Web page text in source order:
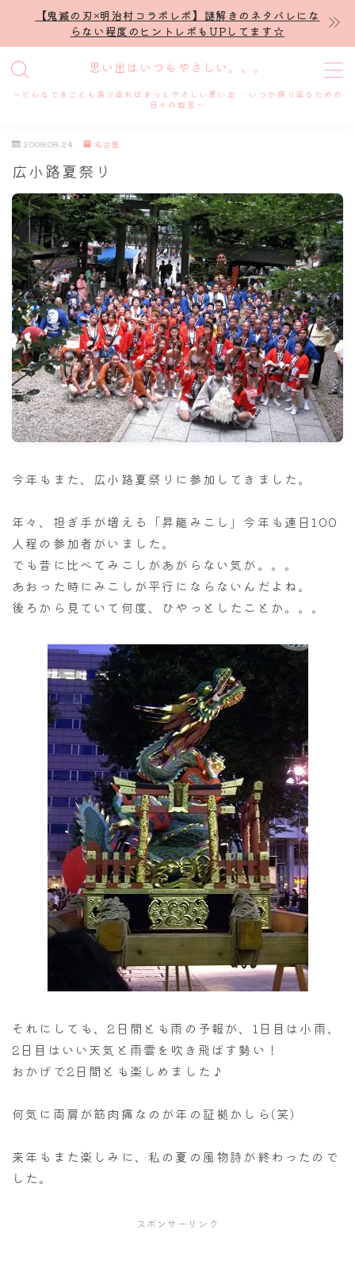
【鬼滅の刃×明治村コラボレポ】謎解きのネタバレにな
らない程度のヒントレポもUPしてます☆
思い出はいつもやさしい。。。
～どんなできごとも振り返ればきっとやさしい思い出 いつか振り返るための
日々の戯言～
MENU
プロフィール
謎解き
ホテル滞在記
舞台・ライブ
名古屋
ナナちゃん人形
2008.08.24 名古屋
広小路夏祭り
今年もまた、広小路夏祭りに参加してきました。
年々、担ぎ手が増える「昇龍みこし」今年も連日100
人程の参加者がいました。
でも昔に比べてみこしがあがらない気が。。。
あおった時にみこしが平行にならないんだよね。
後ろから見ていて何度、ひやっとしたことか。。。
それにしても、2日間とも雨の予報が、1日目は小雨、
2日目はいい天気と雨雲を吹き飛ばす勢い！
おかげで2日間とも楽しめました♪
何気に両肩が筋肉痛なのが年の証拠かしら(笑)
来年もまた楽しみに、私の夏の風物詩が終わったので
した。
スポンサーリンク